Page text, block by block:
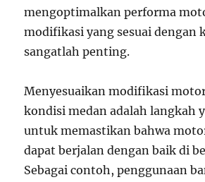
mengoptimalkan performa
modifikasi yang sesuai dengan
sangatlah penting.
Menyesuaikan modifikasi
kondisi medan adalah langkah
untuk memastikan bahwa
dapat berjalan dengan baik di
Sebagai contoh, penggunaan